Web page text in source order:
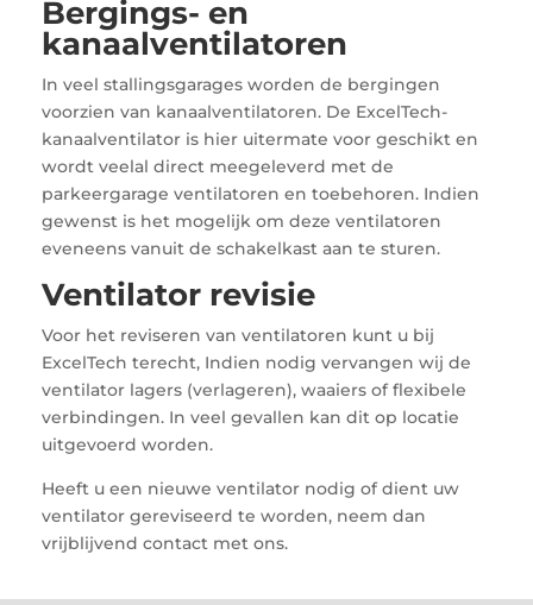
Bergings- en
kanaalventilatoren
In veel stallingsgarages worden de bergingen
voorzien van kanaalventilatoren. De ExcelTech-
kanaalventilator is hier uitermate voor geschikt en
wordt veelal direct meegeleverd met de
parkeergarage ventilatoren en toebehoren. Indien
gewenst is het mogelijk om deze ventilatoren
eveneens vanuit de schakelkast aan te sturen.
Ventilator revisie
Voor het reviseren van ventilatoren kunt u bij
ExcelTech terecht, Indien nodig vervangen wij de
ventilator lagers (verlageren), waaiers of flexibele
verbindingen. In veel gevallen kan dit op locatie
uitgevoerd worden.
Heeft u een nieuwe ventilator nodig of dient uw
ventilator gereviseerd te worden, neem dan
vrijblijvend contact met ons.